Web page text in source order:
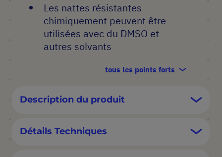
Les nattes résistantes
chimiquement peuvent être
utilisées avec du DMSO et
autres solvants
tous les points forts
Description du produit
Détails Techniques